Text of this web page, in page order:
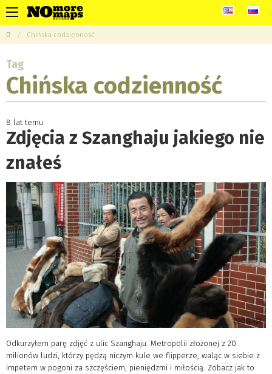
Chińska codzienność
Tag
Chińska codzienność
8 lat temu
Zdjęcia z Szanghaju jakiego nie
znałeś
Odkurzyłem parę zdjęć z ulic Szanghaju. Metropolii złożonej z 20
milionów ludzi, którzy pędzą niczym kule we flipperze, waląc w siebie z
impetem w pogoni za szczęściem, pieniędzmi i miłością. Zobacz jak to